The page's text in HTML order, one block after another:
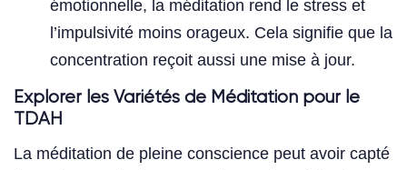
émotionnelle, la méditation rend le stress et
l’impulsivité moins orageux. Cela signifie que la
concentration reçoit aussi une mise à jour.
Explorer les Variétés de Méditation pour le
TDAH
La méditation de pleine conscience peut avoir capté